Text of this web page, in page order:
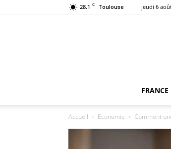
28.1 C Toulouse jeudi 6
FRANCE
Accueil Economie Comment